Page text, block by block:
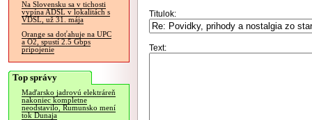
Na Slovensku sa v tichosti
vypína ADSL v lokalitách s
VDSL, už 31. mája
Orange sa doťahuje na UPC
a O2, spustí 2.5 Gbps
pripojenie
Top správy
Maďarsko jadrovú elektráreň
nakoniec kompletne
neodstavilo, Rumunsko mení
tok Dunaja
Titulok:
Text: